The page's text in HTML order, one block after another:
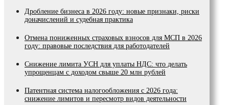
Дробление бизнеса в 2026 году: новые признаки, риски
доначислений и судебная практика
Отмена пониженных страховых взносов для МСП в 2026
году: правовые последствия для работодателей
Снижение лимита УСН для уплаты НДС: что делать
упрощенцам с доходом свыше 20 млн рублей
Патентная система налогообложения с 2026 года:
снижение лимитов и пересмотр видов деятельности